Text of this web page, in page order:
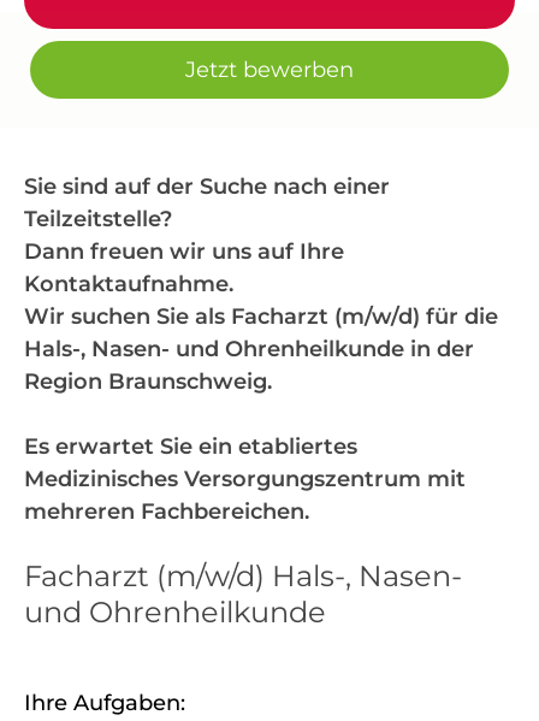
Jetzt bewerben
Sie sind auf der Suche nach einer
Teilzeitstelle?
Dann freuen wir uns auf Ihre
Kontaktaufnahme.
Wir suchen Sie als Facharzt (m/w/d) für die
Hals-, Nasen- und Ohrenheilkunde in der
Region Braunschweig.
Es erwartet Sie ein etabliertes
Medizinisches Versorgungszentrum mit
mehreren Fachbereichen.
Facharzt (m/w/d) Hals-, Nasen-
und Ohrenheilkunde
Ihre Aufgaben: